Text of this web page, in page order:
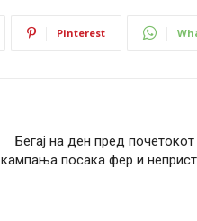
Pinterest
Бегај на ден пред
кампања посака фер и